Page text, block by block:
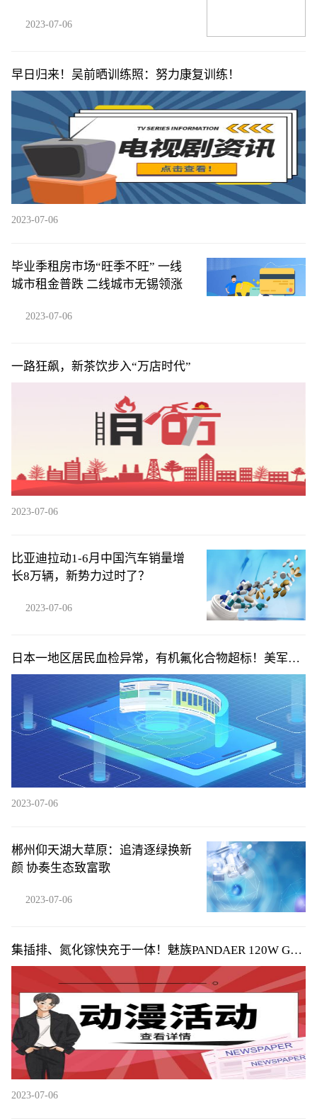
2023-07-06
早日归来！吴前晒训练照：努力康复训练！
2023-07-06
毕业季租房市场“旺季不旺” 一线
城市租金普跌 二线城市无锡领涨
2023-07-06
一路狂飙，新茶饮步入“万店时代”
2023-07-06
比亚迪拉动1-6月中国汽车销量增
长8万辆，新势力过时了？
2023-07-06
日本一地区居民血检异常，有机氟化合物超标！美军首
次承认……
2023-07-06
郴州仰天湖大草原：追清逐绿换新
颜 协奏生态致富歌
2023-07-06
集插排、氮化镓快充于一体！魅族PANDAER 120W GaN
桌面充电站图赏
2023-07-06